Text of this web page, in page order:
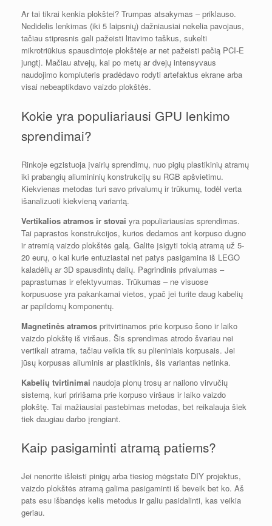
Ar tai tikrai kenkia plokštei? Trumpas atsakymas – priklauso.
Nedidelis lenkimas (iki 5 laipsnių) dažniausiai nekelia pavojaus,
tačiau stipresnis gali pažeisti litavimo taškus, sukelti
mikrotriūkius spausdintoje plokštėje ar net pažeisti pačią PCI-E
jungtį. Mačiau atvejų, kai po metų ar dvejų intensyvaus
naudojimo kompiuteris pradėdavo rodyti artefaktus ekrane arba
visai nebeaptikdavo vaizdo plokštės.
Kokie yra populiariausi GPU lenkimo
sprendimai?
Rinkoje egzistuoja įvairių sprendimų, nuo pigių plastikinių atramų
iki prabangių aliumininių konstrukcijų su RGB apšvietimu.
Kiekvienas metodas turi savo privalumų ir trūkumų, todėl verta
išanalizuoti kiekvieną variantą.
Vertikalios atramos ir stovai yra populiariausias sprendimas.
Tai paprastos konstrukcijos, kurios dedamos ant korpuso dugno
ir atremią vaizdo plokštės galą. Galite įsigyti tokią atramą už 5-
20 eurų, o kai kurie entuziastai net patys pasigamina iš LEGO
kaladėlių ar 3D spausdintų dalių. Pagrindinis privalumas –
paprastumas ir efektyvumas. Trūkumas – ne visuose
korpusuose yra pakankamai vietos, ypač jei turite daug kabelių
ar papildomų komponentų.
Magnetinės atramos pritvirtinamos prie korpuso šono ir laiko
vaizdo plokštę iš viršaus. Šis sprendimas atrodo švariau nei
vertikali atrama, tačiau veikia tik su plieniniais korpusais. Jei
jūsų korpusas aliuminis ar plastikinis, šis variantas netinka.
Kabelių tvirtinimai naudoja plonų trosų ar nailono virvučių
sistemą, kuri pririšama prie korpuso viršaus ir laiko vaizdo
plokštę. Tai mažiausiai pastebimas metodas, bet reikalauja šiek
tiek daugiau darbo įrengiant.
Kaip pasigaminti atramą patiems?
Jei nenorite išleisti pinigų arba tiesiog mėgstate DIY projektus,
vaizdo plokštės atramą galima pasigaminti iš beveik bet ko. Aš
pats esu išbandęs kelis metodus ir galiu pasidalinti, kas veikia
geriau.